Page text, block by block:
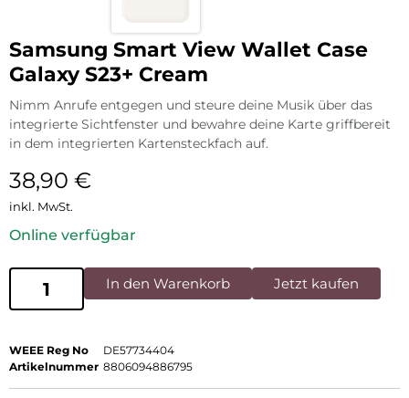
Samsung Smart View Wallet Case
Galaxy S23+ Cream
Nimm Anrufe entgegen und steure deine Musik über das
integrierte Sichtfenster und bewahre deine Karte griffbereit
in dem integrierten Kartensteckfach auf.
38,90 €
inkl. MwSt.
Online verfügbar
In den Warenkorb Jetzt kaufen
WEEE Reg No
DE57734404
Artikelnummer 8806094886795